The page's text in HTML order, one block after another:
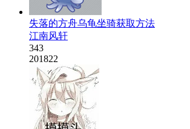
失落的方舟乌龟坐骑获取方法
江南风轩
343
201822